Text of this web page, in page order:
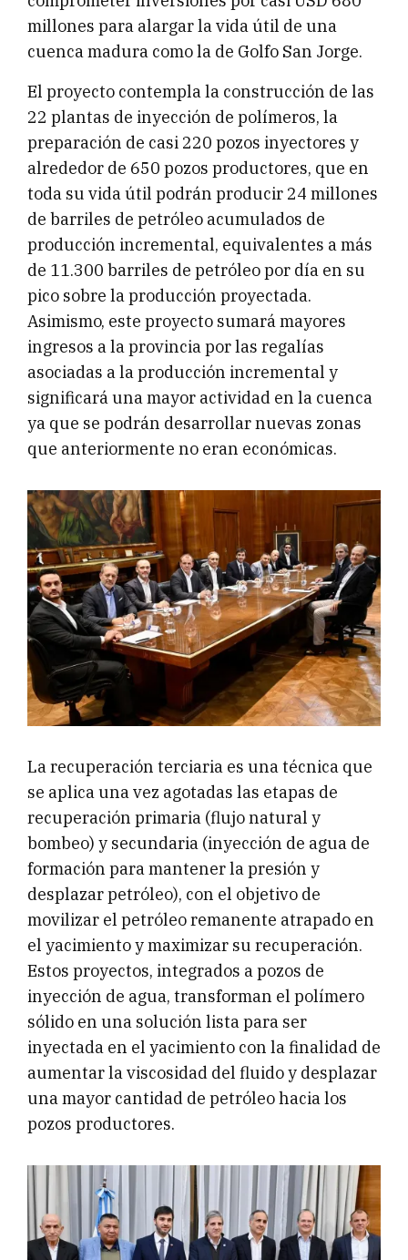
millones para alargar la vida útil de una
cuenca madura como la de Golfo San Jorge.
El proyecto contempla la construcción de las
22 plantas de inyección de polímeros, la
preparación de casi 220 pozos inyectores y
alrededor de 650 pozos productores, que en
toda su vida útil podrán producir 24 millones
de barriles de petróleo acumulados de
producción incremental, equivalentes a más
de 11.300 barriles de petróleo por día en su
pico sobre la producción proyectada.
Asimismo, este proyecto sumará mayores
ingresos a la provincia por las regalías
asociadas a la producción incremental y
significará una mayor actividad en la cuenca
ya que se podrán desarrollar nuevas zonas
que anteriormente no eran económicas.
La recuperación terciaria es una técnica que
se aplica una vez agotadas las etapas de
recuperación primaria (flujo natural y
bombeo) y secundaria (inyección de agua de
formación para mantener la presión y
desplazar petróleo), con el objetivo de
movilizar el petróleo remanente atrapado en
el yacimiento y maximizar su recuperación.
Estos proyectos, integrados a pozos de
inyección de agua, transforman el polímero
sólido en una solución lista para ser
inyectada en el yacimiento con la finalidad de
aumentar la viscosidad del fluido y desplazar
una mayor cantidad de petróleo hacia los
pozos productores.